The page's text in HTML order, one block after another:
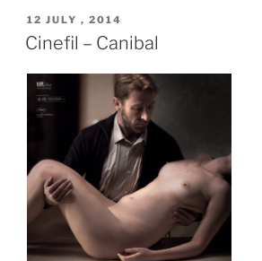
POSTED
ON
12 JULY , 2014
Cinefil – Canibal